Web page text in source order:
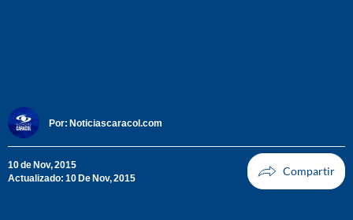
Por: Noticiascaracol.com
10 de Nov, 2015
Actualizado: 10 De Nov, 2015